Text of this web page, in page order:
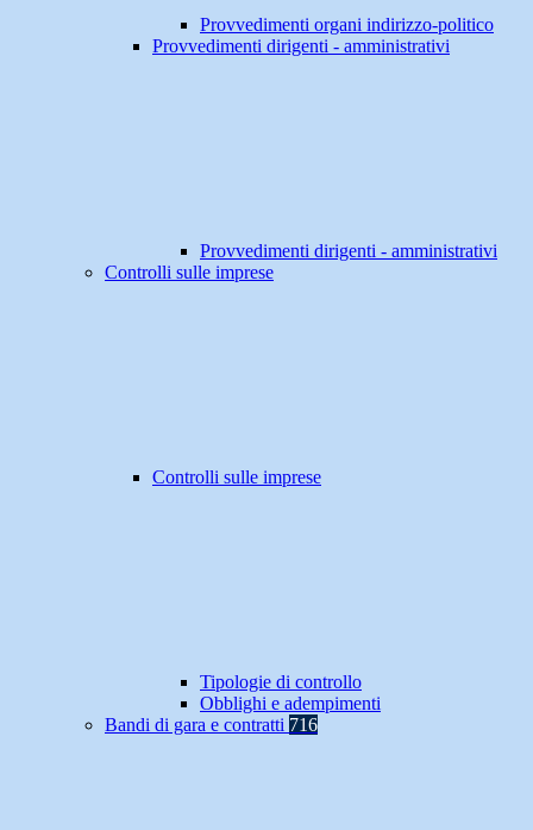
Provvedimenti organi indirizzo-politico
Provvedimenti dirigenti - amministrativi
Provvedimenti dirigenti - amministrativi
Controlli sulle imprese
Controlli sulle imprese
Tipologie di controllo
Obblighi e adempimenti
Bandi di gara e contratti 716